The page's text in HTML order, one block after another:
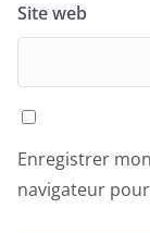
Site web
Enregistrer
navigateur